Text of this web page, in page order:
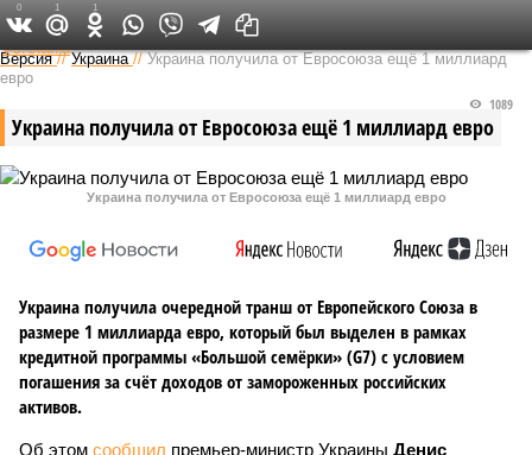
Федеральный выпуск
Версия //Украина //Украина получила от Евросоюза ещё 1 миллиард
евро
Украина получила от Евросоюза ещё 1 миллиард евро
1089
Украина получила от Евросоюза ещё 1 миллиард евро
Украина получила очередной транш от Европейского Союза в
размере 1 миллиарда евро, который был выделен в рамках
кредитной программы «Большой семёрки» (G7) с условием
погашения за счёт доходов от замороженных российских
активов.
Об этом сообщил премьер-министр Украины Денис
0 1 1